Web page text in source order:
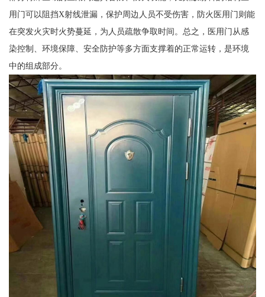
用门可以阻挡X射线泄漏，保护周边人员不受伤害，防火医用门则能
在突发火灾时火势蔓延，为人员疏散争取时间。总之，医用门从感
染控制、环境保障、安全防护等多方面支撑着的正常运转，是环境
中的组成部分。